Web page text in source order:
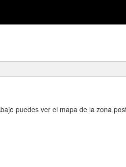
puedes ver el mapa de la zona